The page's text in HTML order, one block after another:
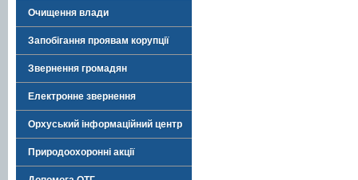
Очищення влади
Запобігання проявам корупції
Звернення громадян
Електронне звернення
Орхуський інформаційний центр
Природоохоронні акції